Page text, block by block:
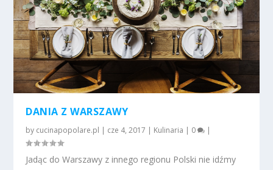
DANIA Z WARSZAWY
by cucinapopolare.pl | cze 4, 2017 | Kulinaria | 0 |
Jadąc do Warszawy z innego regionu Polski nie idźmy